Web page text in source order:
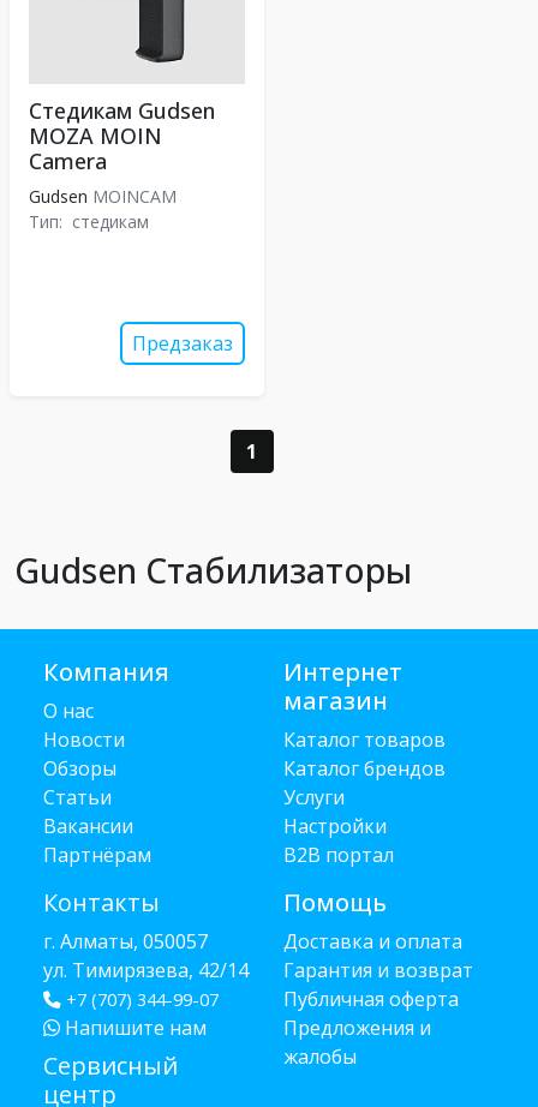
Стедикам Gudsen
MOZA MOIN
Camera
Gudsen MOINCAM
Тип: стедикам
Предзаказ
1
Gudsen Стабилизаторы
Компания
О нас
Новости
Обзоры
Статьи
Вакансии
Партнёрам
Контакты
г. Алматы, 050057
ул. Тимирязева, 42/14
+7 (707) 344-99-07
Напишите нам
Сервисный
центр
Интернет
магазин
Каталог товаров
Каталог брендов
Услуги
Настройки
B2B портал
Помощь
Доставка и оплата
Гарантия и возврат
Публичная оферта
Предложения и
жалобы